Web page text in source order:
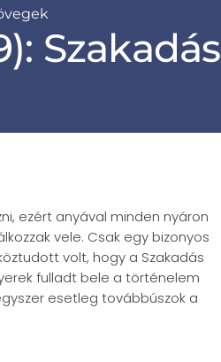
Szakadás
ezért anyával minden nyáron
vele. Csak egy bizonyos
volt, hogy a Szakadás
fulladt bele a történelem
esetleg továbbúszok a